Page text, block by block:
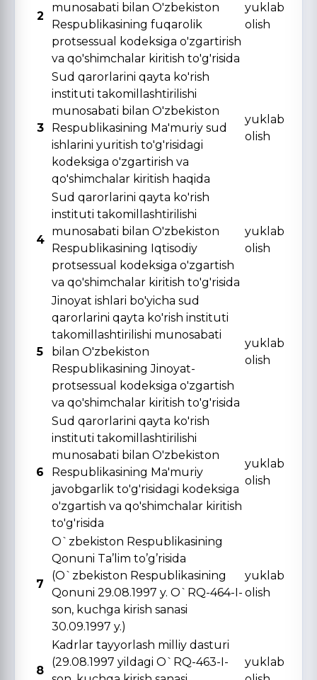
2
munosabati bilan O'zbekiston
Respublikasining fuqarolik
protsessual kodeksiga o'zgartirish
va qo'shimchalar kiritish to'g'risida
yuklab
olish
3
Sud qarorlarini qayta ko'rish
instituti takomillashtirilishi
munosabati bilan O'zbekiston
Respublikasining Ma'muriy sud
ishlarini yuritish to'g'risidagi
kodeksiga o'zgartirish va
qo'shimchalar kiritish haqida
yuklab
olish
4
Sud qarorlarini qayta ko'rish
instituti takomillashtirilishi
munosabati bilan O'zbekiston
Respublikasining Iqtisodiy
protsessual kodeksiga o'zgartish
va qo'shimchalar kiritish to'g'risida
yuklab
olish
5
Jinoyat ishlari bo'yicha sud
qarorlarini qayta ko'rish instituti
takomillashtirilishi munosabati
bilan O'zbekiston
Respublikasining Jinoyat-
protsessual kodeksiga o'zgartish
va qo'shimchalar kiritish to'g'risida
yuklab
olish
6
Sud qarorlarini qayta ko'rish
instituti takomillashtirilishi
munosabati bilan O'zbekiston
Respublikasining Ma'muriy
javobgarlik to'g'risidagi kodeksiga
o'zgartish va qo'shimchalar kiritish
to'g'risida
yuklab
olish
7
O`zbekiston Respublikasining
Qonuni Ta’lim to’g’risida
(O`zbekiston Respublikasining
Qonuni 29.08.1997 y. O`RQ-464-I-
son, kuchga kirish sanasi
30.09.1997 y.)
yuklab
olish
8
Kadrlar tayyorlash milliy dasturi
(29.08.1997 yildagi O`RQ-463-I-
yuklab